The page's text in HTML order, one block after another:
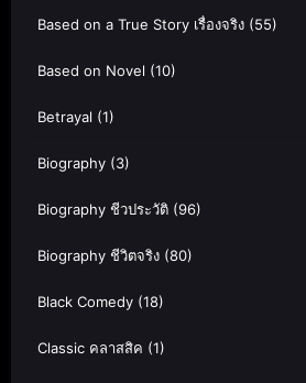
Based on a True Story เรื่องจริง (55)
Based on Novel (10)
Betrayal (1)
Biography (3)
Biography ชีวประวัติ (96)
Biography ชีวิตจริง (80)
Black Comedy (18)
Classic คลาสสิค (1)